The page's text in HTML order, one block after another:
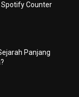
Counter
Panjang